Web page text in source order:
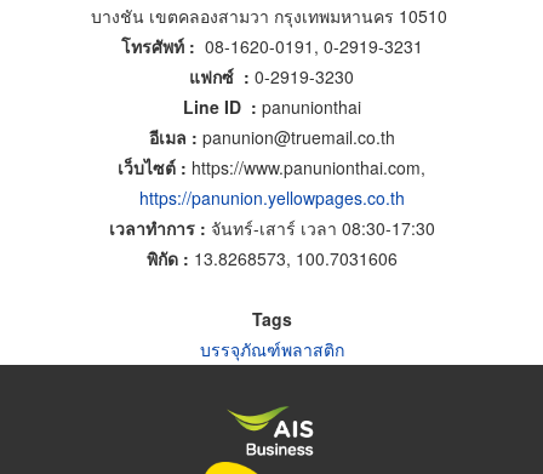
บางชัน เขตคลองสามวา กรุงเทพมหานคร 10510
โทรศัพท์ : 08-1620-0191, 0-2919-3231
แฟกซ์ : 0-2919-3230
Line ID : panunionthai
อีเมล : panunion@truemail.co.th
เว็บไซต์ : https://www.panunionthai.com,
https://panunion.yellowpages.co.th
เวลาทำการ : จันทร์-เสาร์ เวลา 08:30-17:30
พิกัด : 13.8268573, 100.7031606
Tags
บรรจุภัณฑ์พลาสติก